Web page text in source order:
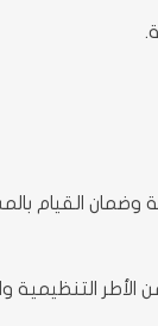
القيام
التنظيمية